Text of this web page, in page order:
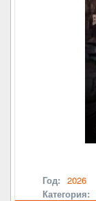
Год: 2026
Категория: